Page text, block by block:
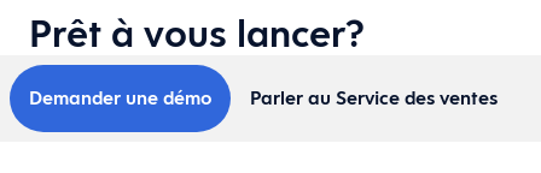
Prêt à vous lancer?
Demander une démo Parler au Service des ventes